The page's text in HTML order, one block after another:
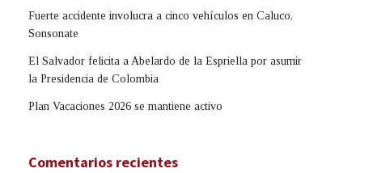
Fuerte accidente involucra a cinco vehículos en Caluco,
Sonsonate
El Salvador felicita a Abelardo de la Espriella por asumir
la Presidencia de Colombia
Plan Vacaciones 2026 se mantiene activo
Comentarios recientes